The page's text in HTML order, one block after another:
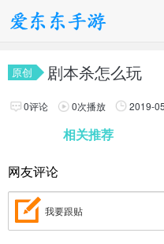
手游分类
卡牌回合
1百+款手游
1
飞行射击
1百+款手游
1
体育竞速
原创 剧本杀怎么玩
0评论 0次播放
2019-
相关推荐
网友评论
我要跟贴